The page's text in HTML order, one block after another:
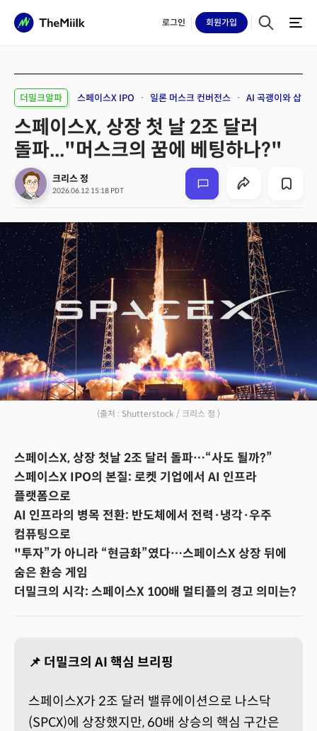
로그인 회원가입
더밀크알파 스페이스X IPO 일론 머스크 컨버전스 AI 곡괭이와 삽
스페이스X, 상장 첫 날 2조 달러
돌파..."머스크의 꿈에 베팅하나?"
크리스 정
2026.06.12 15:18 PDT
(출처 : Shutterstock / 크리스 정 )
스페이스X, 상장 첫날 2조 달러 돌파…“사도 될까?”
스페이스X IPO의 본질: 로켓 기업에서 AI 인프라
플랫폼으로
AI 인프라의 병목 전환: 반도체에서 전력·냉각·우주
컴퓨팅으로
"투자”가 아니라 “현금화”였다…스페이스X 상장 뒤에
숨은 환승 게임
더밀크의 시각: 스페이스X 100배 멀티플의 경고 의미는?
📌 더밀크의 AI 핵심 브리핑
스페이스X가 2조 달러 밸류에이션으로 나스닥
(SPCX)에 상장했지만, 60배 상승의 핵심 구간은